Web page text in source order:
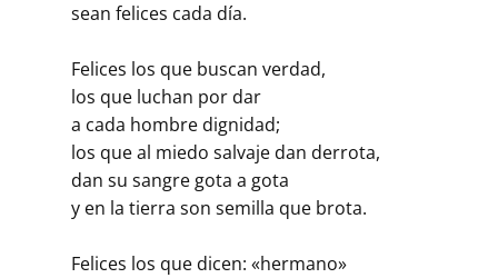
sean felices cada día.
Felices los que buscan verdad,
los que luchan por dar
a cada hombre dignidad;
los que al miedo salvaje dan derrota,
dan su sangre gota a gota
y en la tierra son semilla que brota.
Felices los que dicen: «hermano»